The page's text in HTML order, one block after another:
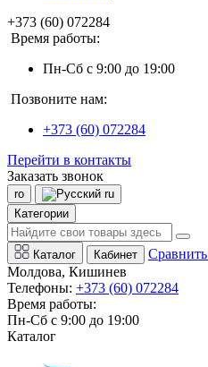
+373 (60) 072284
Время работы:
Пн-Сб с 9:00 до 19:00
Позвоните нам:
+373 (60) 072284
Перейти в контакты
Заказать звонок
ro
ru
Категории
Каталог Кабинет Сравнить
Молдова, Кишинев
Телефоны: +373 (60) 072284
Время работы:
Пн-Сб с 9:00 до 19:00
Каталог